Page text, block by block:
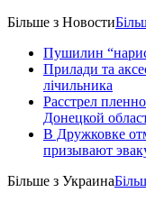
Більше з Новости
Пушилин
Прилади та
лічильника
Расстрел
Донецкой
В Дружковке
призывают
Більше з Украина